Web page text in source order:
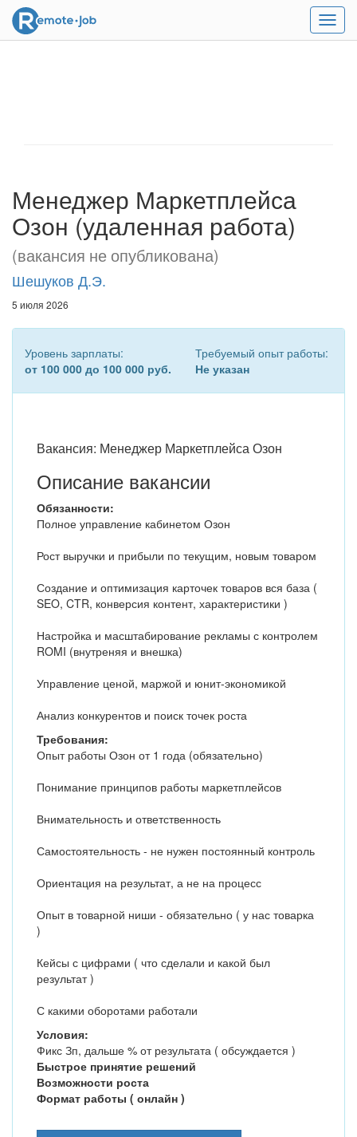
Меню
Менеджер Маркетплейса
Озон (удаленная работа)
(вакансия не опубликована)
Шешуков Д.Э.
5 июля 2026
Уровень зарплаты:
от 100 000 до 100 000 руб.
Требуемый опыт работы:
Не указан
Вакансия: Менеджер Маркетплейса Озон
Описание вакансии
Обязанности:
Полное управление кабинетом Озон
Рост выручки и прибыли по текущим, новым товаром
Создание и оптимизация карточек товаров вся база (
SEO, CTR, конверсия контент, характеристики )
Настройка и масштабирование рекламы с контролем
ROMI (внутреняя и внешка)
Управление ценой, маржой и юнит-экономикой
Анализ конкурентов и поиск точек роста
Требования:
Опыт работы Озон от 1 года (обязательно)
Понимание принципов работы маркетплейсов
Внимательность и ответственность
Самостоятельность - не нужен постоянный контроль
Ориентация на результат, а не на процесс
Опыт в товарной ниши - обязательно ( у нас товарка
)
Кейсы с цифрами ( что сделали и какой был
результат )
С какими оборотами работали
Условия:
Фикс Зп, дальше % от результата ( обсуждается )
Быстрое принятие решений
Возможности роста
Формат работы ( онлайн )